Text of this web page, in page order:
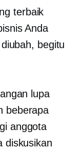
terbaik
Anda
begitu
lupa
beberapa
anggota
diskusikan